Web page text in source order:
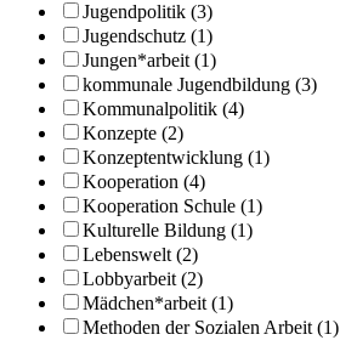
Jugendpolitik (3)
Jugendschutz (1)
Jungen*arbeit (1)
kommunale Jugendbildung (3)
Kommunalpolitik (4)
Konzepte (2)
Konzeptentwicklung (1)
Kooperation (4)
Kooperation Schule (1)
Kulturelle Bildung (1)
Lebenswelt (2)
Lobbyarbeit (2)
Mädchen*arbeit (1)
Methoden der Sozialen Arbeit (1)